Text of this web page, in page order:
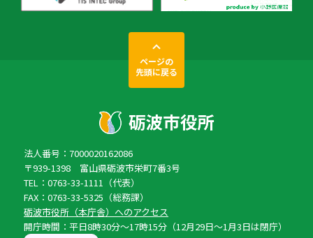
ページの
先頭に戻る
法人番号：7000020162086
〒939-1398 富山県砺波市栄町7番3号
TEL：0763-33-1111（代表）
FAX：0763-33-5325（総務課）
砺波市役所（本庁舎）へのアクセス
開庁時間：平日8時30分〜17時15分（12月29日〜1月3日は閉庁）